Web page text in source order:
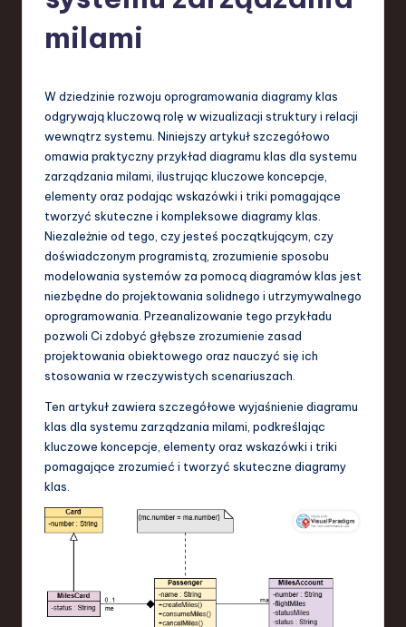
T
d
S
o
w
milami
W dziedzinie rozwoju oprogramowania diagramy klas
odgrywają kluczową rolę w wizualizacji struktury i relacji
wewnątrz systemu. Niniejszy artykuł szczegółowo
omawia praktyczny przykład diagramu klas dla systemu
zarządzania milami, ilustrując kluczowe koncepcje,
elementy oraz podając wskazówki i triki pomagające
tworzyć skuteczne i kompleksowe diagramy klas.
Niezależnie od tego, czy jesteś początkującym, czy
doświadczonym programistą, zrozumienie sposobu
modelowania systemów za pomocą diagramów klas jest
niezbędne do projektowania solidnego i utrzymywalnego
oprogramowania. Przeanalizowanie tego przykładu
pozwoli Ci zdobyć głębsze zrozumienie zasad
projektowania obiektowego oraz nauczyć się ich
stosowania w rzeczywistych scenariuszach.
Ten artykuł zawiera szczegółowe wyjaśnienie diagramu
klas dla systemu zarządzania milami, podkreślając
kluczowe koncepcje, elementy oraz wskazówki i triki
pomagające zrozumieć i tworzyć skuteczne diagramy
klas.